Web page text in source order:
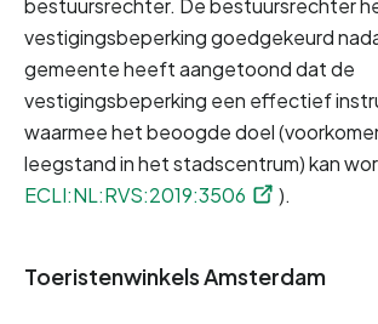
bestuursrechter. De bestuursrechter
vestigingsbeperking goedgekeurd
gemeente heeft aangetoond dat de
vestigingsbeperking een effectief
waarmee het beoogde doel
leegstand in het stadscentrum) kan
ECLI:NL:RVS:2019:3506
).
Toeristenwinkels Amsterdam